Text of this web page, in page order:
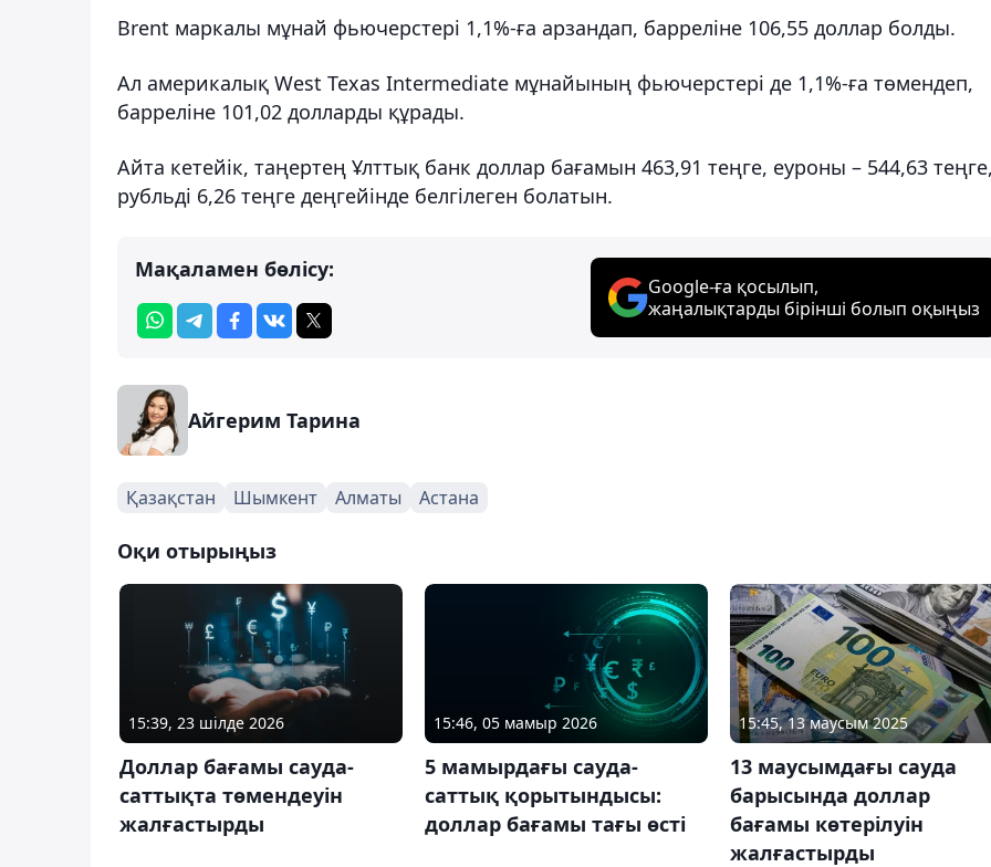
Brent маркалы мұнай фьючерстері 1,1%-ға арзандап, барреліне 106,55 доллар болды.
Ал америкалық West Texas Intermediate мұнайының фьючерстері де 1,1%-ға төмендеп,
барреліне 101,02 долларды құрады.
Айта кетейік, таңертең Ұлттық банк доллар бағамын 463,91 теңге, еуроны – 544,63
рубльді 6,26 теңге деңгейінде белгілеген болатын.
Мақаламен бөлісу:
Google-ға қосылып,
жаңалықтарды бірінші болып оқыңыз
Айгерим Тарина
Қазақстан Шымкент Алматы Астана
Оқи отырыңыз
15:39, 23 шілде 2026
Доллар бағамы сауда-
саттықта төмендеуін
жалғастырды
15:46, 05 мамыр 2026
5 мамырдағы сауда-
саттық қорытындысы:
доллар бағамы тағы өсті
15:45, 13 маусым 2025
13 маусымдағы сауда
барысында доллар
бағамы көтерілуін
жалғастырды